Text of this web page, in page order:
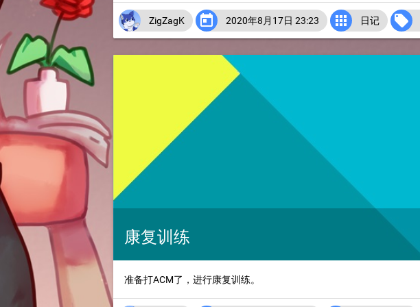
ZigZagK  2020年8月17日 23:23  日记 
康复训练
准备打ACM了，进行康复训练。